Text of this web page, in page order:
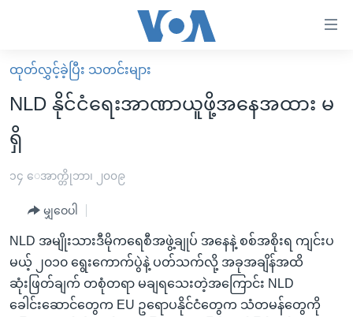
လွယ်ကူ
စေ
သည့်
Link
များ
အကြောင်းအရာ
ကျော်
ကြည့်
မူလစာမျက်နှာ
မြန်မာ
ကမ္ဘာ့သတင်းများ
နိုင်ငံတကာ
အစ္စရေး-ပါလက်စတိုင်း
ရပ်ဝန်းတခု လမ်းတခု အလွန်
အင်္ဂလိပ်စာလေ့လာမယ်
အမေရိကန်သုံးအီဒီယံ
မကြေးမုံရဲ့ အင်္ဂလိပ်စာ
အပတ်စဉ်ကဏ္ဍများ
ရေဒီယို
ရေဒီယိုနှင့်ရုပ်သံ အချက်အလက်များ
ထုတ်လွှင့်ခဲ့ပြီး သတင်းများ
NLD နိုင်ငံရေးအာဏာယူဖို့အနေအထား မ
ရှိ
၁၄ ေအာက္တိုဘာ၊ ၂၀၀၉
မျှဝေပါ
NLD အမျိုးသားဒီမိုကရေစီအဖွဲ့ချုပ် အနေနဲ့ စစ်အစိုးရ ကျင်းပ
မယ့် ၂၀၁၀ ရွေးကောက်ပွဲနဲ့ ပတ်သက်လို့ အခုအချိန်အထိ
ဆုံးဖြတ်ချက် တစုံတရာ မချရသေးတဲ့အကြောင်း NLD
ခေါင်းဆောင်တွေက EU ဥရောပနိုင်ငံတွေက သံတမန်တွေကို